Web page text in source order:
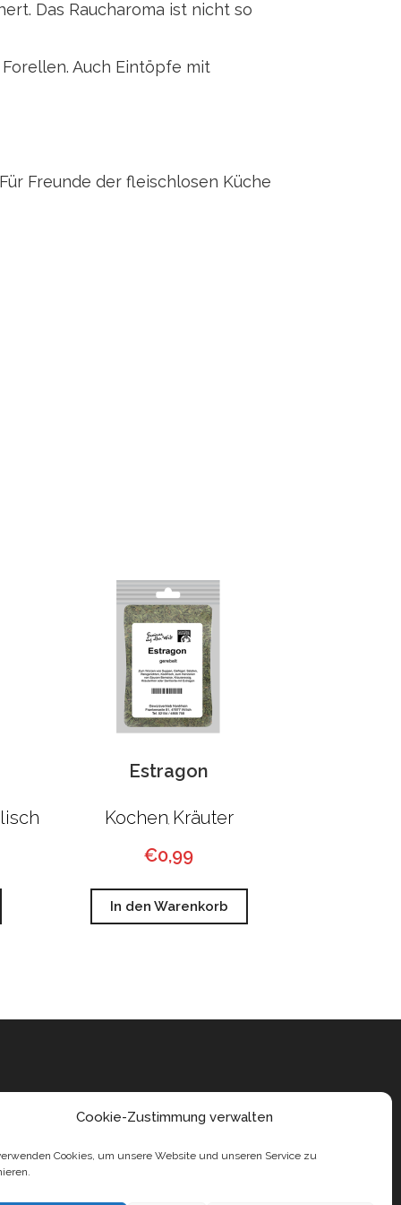
Cookie-Zustimmung verwalten
Cookies, um unsere Website und unseren Service zu
Das Raucharoma ist nicht so
Auch Eintöpfe mit
Freunde der fleischlosen Küche
Estragon
Kochen Kräuter
€0,99
In den Warenkorb